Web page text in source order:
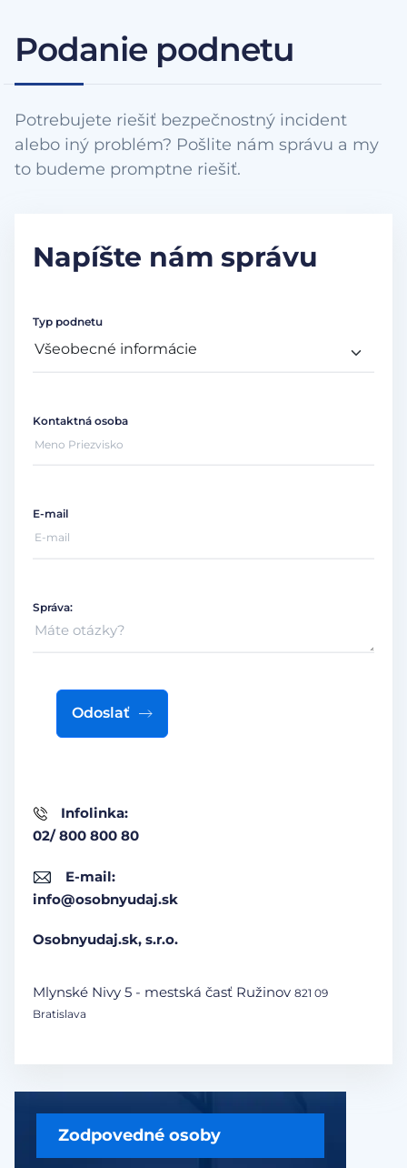
Podanie podnetu
Potrebujete riešiť bezpečnostný incident
alebo iný problém? Pošlite nám správu a my
to budeme promptne riešiť.
Zodpovedné osoby
Napíšte nám správu
Infolinka:
02/ 800 800 80
E-mail:
info@osobnyudaj.sk
Osobnyudaj.sk, s.r.o.
Mlynské Nivy 5 - mestská časť Ružinov 821 09
Bratislava
Typ podnetu
Kontaktná osoba
E-mail
Správa:
Odoslať